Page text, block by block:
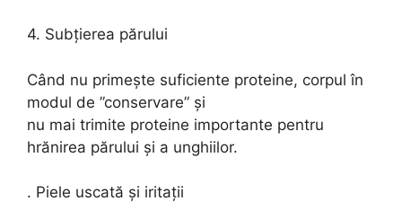
4. Subțierea părului
Când nu primește suficiente proteine, corpul în
modul de ”conservare” și
nu mai trimite proteine importante pentru
hrănirea părului și a unghiilor.
. Piele uscată și iritații